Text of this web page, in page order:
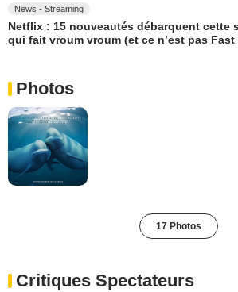
News - Streaming
Netflix : 15 nouveautés débarquent cette
qui fait vroum vroum (et ce n’est pas
Photos
17 Photos
Critiques Spectateurs